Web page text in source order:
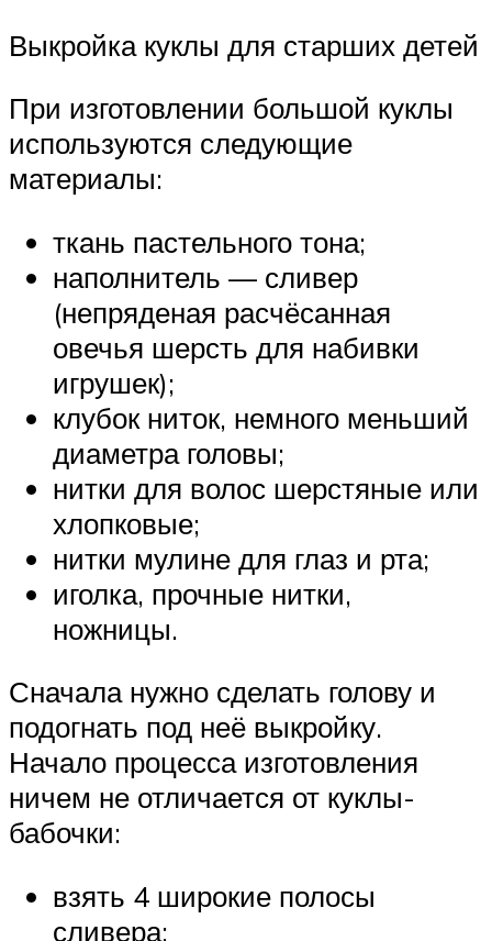
Выкройка куклы для старших детей
При изготовлении большой куклы
используются следующие
материалы:
ткань пастельного тона;
наполнитель — сливер
(непряденая расчёсанная
овечья шерсть для набивки
игрушек);
клубок ниток, немного меньший
диаметра головы;
нитки для волос шерстяные или
хлопковые;
нитки мулине для глаз и рта;
иголка, прочные нитки,
ножницы.
Сначала нужно сделать голову и
подогнать под неё выкройку.
Начало процесса изготовления
ничем не отличается от куклы-
бабочки:
взять 4 широкие полосы
сливера;